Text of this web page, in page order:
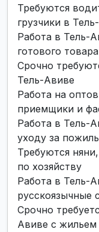
Требуются
грузчики в
Работа в Тель-
готового товара
Срочно
Тель-Авиве
Работа на
приемщики и
Работа в Тель-
уходу за
Требуются
по хозяйству
Работа в Тель-
русскоязычные
Срочно
Авиве с жильем